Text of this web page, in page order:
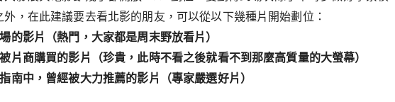
外，在此建議要去看北影的朋友，可以從以下幾種片開始劃位：
的影片（熱門，大家都是周末野放看片）
片商購買的影片（珍貴，此時不看之後就看不到那麼高質量的大螢幕）
南中，曾經被大力推薦的影片（專家嚴選好片）